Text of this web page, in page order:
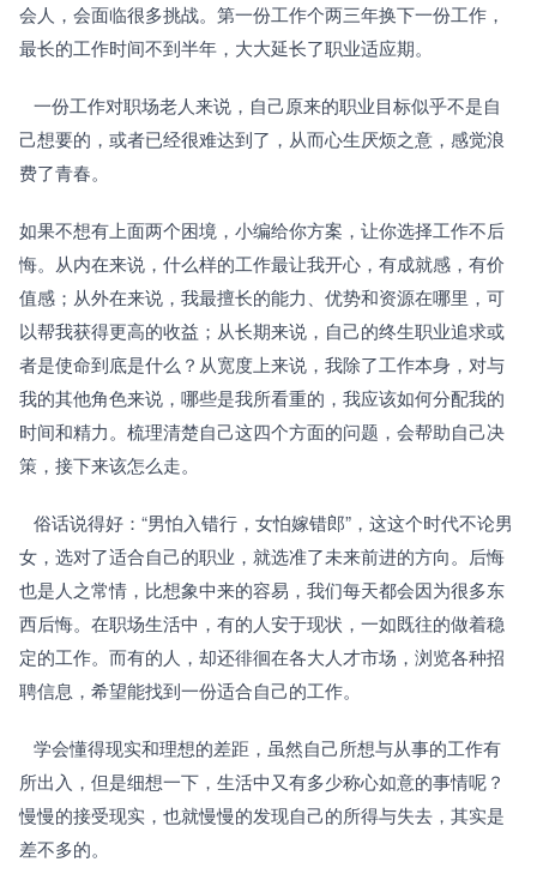
会人，会面临很多挑战。第一份工作个两三年换下一份工作，
最长的工作时间不到半年，大大延长了职业适应期。
己想要的，或者已经很难达到了，从而心生厌烦之意，感觉浪
费了青春。
如果不想有上面两个困境，小编给你方案，让你选择工作不后
悔。从内在来说，什么样的工作最让我开心，有成就感，有价
值感；从外在来说，我最擅长的能力、优势和资源在哪里，可
以帮我获得更高的收益；从长期来说，自己的终生职业追求或
者是使命到底是什么？从宽度上来说，我除了工作本身，对与
我的其他角色来说，哪些是我所看重的，我应该如何分配我的
时间和精力。梳理清楚自己这四个方面的问题，会帮助自己决
策，接下来该怎么走。
女，选对了适合自己的职业，就选准了未来前进的方向。后悔
也是人之常情，比想象中来的容易，我们每天都会因为很多东
西后悔。在职场生活中，有的人安于现状，一如既往的做着稳
定的工作。而有的人，却还徘徊在各大人才市场，浏览各种招
聘信息，希望能找到一份适合自己的工作。
所出入，但是细想一下，生活中又有多少称心如意的事情呢？
慢慢的接受现实，也就慢慢的发现自己的所得与失去，其实是
差不多的。